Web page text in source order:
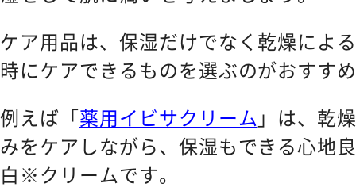
ケア用品は、保湿だけでなく乾燥によ
時にケアできるものを選ぶのがおすす
例えば「薬用イビサクリーム 」は、乾
みをケアしながら、保湿もできる心地
白※クリームです。